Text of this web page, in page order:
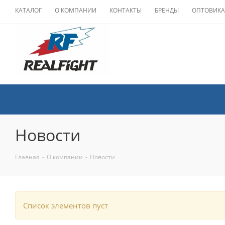
КАТАЛОГ О КОМПАНИИ КОНТАКТЫ БРЕНДЫ
Новости
Главная - О компании - Новости
Список элементов пуст